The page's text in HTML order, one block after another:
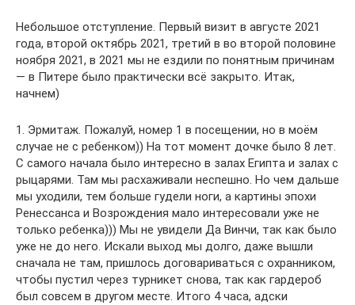
Небольшое отступление. Первый визит в августе 2021
года, второй октябрь 2021, третий в во второй половине
ноября 2021, в 2021 мы не ездили по понятным причинам
— в Питере было практически всё закрыто. Итак,
начнем)
1. Эрмитаж. Пожалуй, номер 1 в посещении, но в моём
случае не с ребенком)) На тот момент дочке было 8 лет.
С самого начала было интересно в залах Египта и залах с
рыцарями. Там мы расхаживали неспешно. Но чем дальше
мы уходили, тем больше гудели ноги, а картины эпохи
Ренессанса и Возрождения мало интересовали уже не
только ребенка))) Мы не увидели Да Винчи, так как было
уже не до него. Искали выход мы долго, даже вышли
сначала не там, пришлось договариваться с охранником,
чтобы пустил через турникет снова, так как гардероб
был совсем в другом месте. Итого 4 часа, адски